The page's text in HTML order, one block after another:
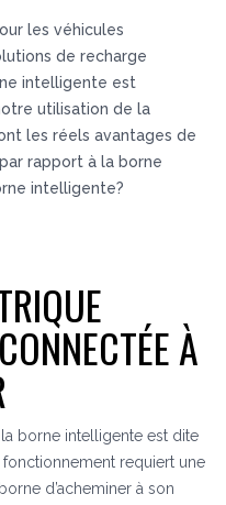
les véhicules
de recharge
intelligente est
utilisation de la
les réels avantages de
rapport à la borne
intelligente?
À
borne intelligente est dite
fonctionnement requiert une
d’acheminer à son